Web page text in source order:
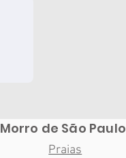
Morro de São Paulo
Praias